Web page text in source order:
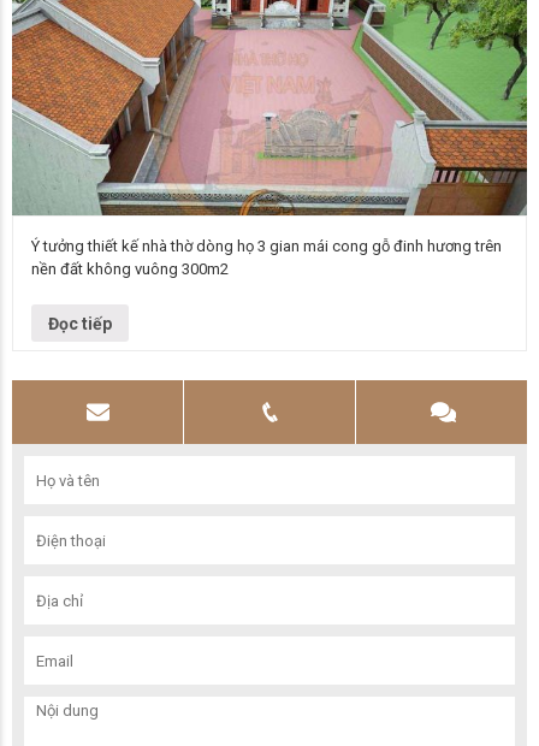
đinh hương kèm hệ thống nhà ở trên…
Ý tưởng thiết kế nhà thờ dòng họ 3 gian mái cong gỗ đinh hương trên
nền đất không vuông 300m2
Đọc tiếp